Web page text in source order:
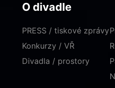
O divadle
PRESS / tiskové zprávy
Konkurzy / VŘ
Divadla / prostory